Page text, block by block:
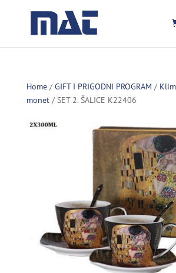
Home/GIFT I PRIGODNI PROGRAM /
monet/ SET 2. ŠALICE K22406